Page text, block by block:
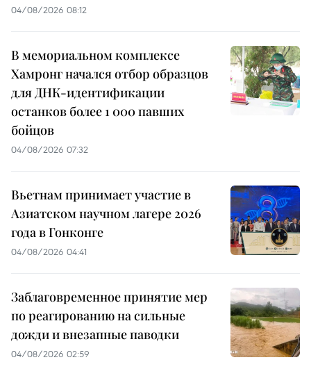
04/08/2026 08:12
В мемориальном комплексе
Хамронг начался отбор образцов
для ДНК-идентификации
останков более 1 000 павших
бойцов
04/08/2026 07:32
Вьетнам принимает участие в
Азиатском научном лагере 2026
года в Гонконге
04/08/2026 04:41
Заблаговременное принятие мер
по реагированию на сильные
дожди и внезапные паводки
04/08/2026 02:59